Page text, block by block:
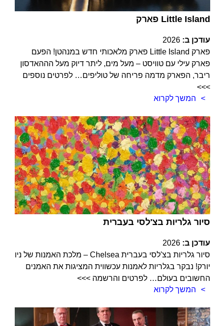
פארק Little Island
עודכן ב: 2026
פארק Little Island פארק מלאכותי חדש במנהטן! הפעם
פארק עילי עם טוויסט – מעל מים, ליתר דיוק מעל הההאדסון
ריבר, הפארק מדמה פריחה של טוליפים… לפרטים נוספים
>>>
המשך לקרוא
סיור גלריות בצ'לסי בעברית
עודכן ב: 2026
סיור גלריות בצ'לסי בעברית Chelsea – מלכת האמנות של ניו
יורק! נבקר בגלריות לאמנות עכשווית המציגות את האמנים
החשובים בעולם… לפרטים והרשמה >>>
המשך לקרוא